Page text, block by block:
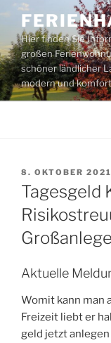
Zum
Inhalt
springenHier finden Sie
großen
schöner ländlicher
modern und
VERÖFFENTLICHT
AM
8. OKTOBER 2021
Tagesgeld
Aktuelle
Womit kann man
Freizeit liebt er
geld jetzt